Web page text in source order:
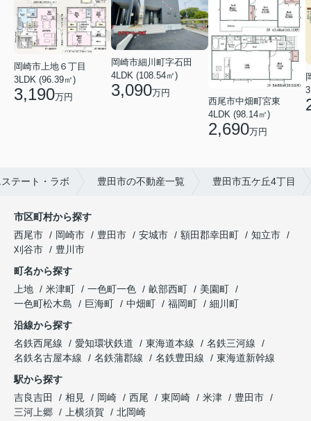
岡崎市上地６丁目
3LDK (96.39㎡)
3,190万円
岡崎市細川町字石田
4LDK (108.54㎡)
3,090万円
西尾市中畑町宮東
4LDK (98.14㎡)
2,690万円
テート・ラボ 豊田市の不動産一覧 豊田市五ケ丘4丁目
市区町村から探す
西尾市
岡崎市 豊田市 安城市 額田郡幸田町
知立市
刈谷市
豊川市
町名から探す
上地
米津町 一色町一色 畝部西町
美園町
一色町松木島
巨海町 中畑町 福岡町
細川町
沿線から探す
名鉄西尾線
愛知環状鉄道 東海道本線
名鉄三河線
名鉄名古屋本線
名鉄蒲郡線 名鉄豊田線
東海道新幹線
駅から探す
吉良吉田
相見 岡崎 西尾 東岡崎 米津
豊田市
三河上郷
上横須賀 北岡崎